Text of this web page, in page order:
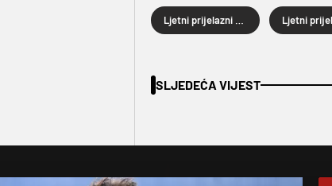
Ljetni prijelazni rok
SLJEDEĆA VIJEST